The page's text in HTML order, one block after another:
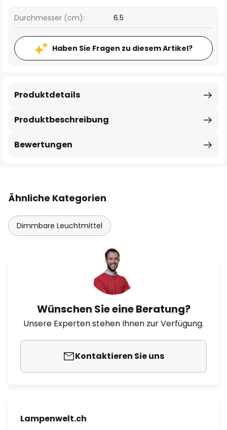
Durchmesser (cm): 6.5
Haben Sie Fragen zu diesem Artikel?
Produktbeschreibung
Produktdetails
Bewertungen
Ähnliche Kategorien
Dimmbare Leuchtmittel
Wünschen Sie eine Beratung?
Unsere Experten stehen Ihnen zur Verfügung.
Kontaktieren Sie uns
Lampenwelt.ch